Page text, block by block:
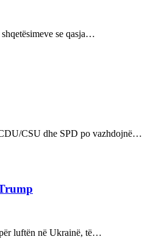
se qasja…
CSU dhe SPD po vazhdojnë…
luftën në Ukrainë, të…